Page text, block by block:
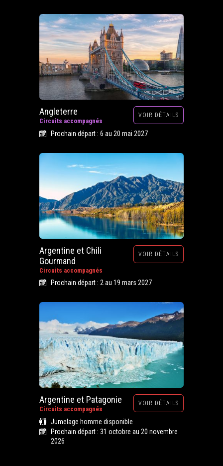
Angleterre
Circuits accompagnés
VOIR DÉTAILS
Prochain départ : 6 au 20 mai 2027
Argentine et Chili
Gourmand
Circuits accompagnés
VOIR DÉTAILS
Prochain départ : 2 au 19 mars 2027
Argentine et Patagonie
Circuits accompagnés
VOIR DÉTAILS
Jumelage homme disponible
Prochain départ : 31 octobre au 20 novembre
2026